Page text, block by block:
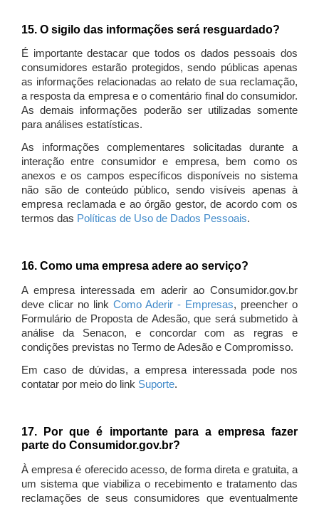
15. O sigilo das informações será resguardado?
É importante destacar que todos os dados pessoais dos
consumidores estarão protegidos, sendo públicas apenas
as informações relacionadas ao relato de sua reclamação,
a resposta da empresa e o comentário final do consumidor.
As demais informações poderão ser utilizadas somente
para análises estatísticas.
As informações complementares solicitadas durante a
interação entre consumidor e empresa, bem como os
anexos e os campos específicos disponíveis no sistema
não são de conteúdo público, sendo visíveis apenas à
empresa reclamada e ao órgão gestor, de acordo com os
termos das Políticas de Uso de Dados Pessoais.
16. Como uma empresa adere ao serviço?
A empresa interessada em aderir ao Consumidor.gov.br
deve clicar no link Como Aderir - Empresas, preencher o
Formulário de Proposta de Adesão, que será submetido à
análise da Senacon, e concordar com as regras e
condições previstas no Termo de Adesão e Compromisso.
Em caso de dúvidas, a empresa interessada pode nos
contatar por meio do link Suporte.
17. Por que é importante para a empresa fazer
parte do Consumidor.gov.br?
À empresa é oferecido acesso, de forma direta e gratuita, a
um sistema que viabiliza o recebimento e tratamento das
reclamações de seus consumidores que eventualmente